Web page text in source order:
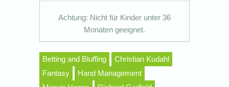
Achtung: Nicht für Kinder unter 36
Monaten geeignet.
Betting and Bluffing
Christian Kudahl
Fantasy
Hand Management